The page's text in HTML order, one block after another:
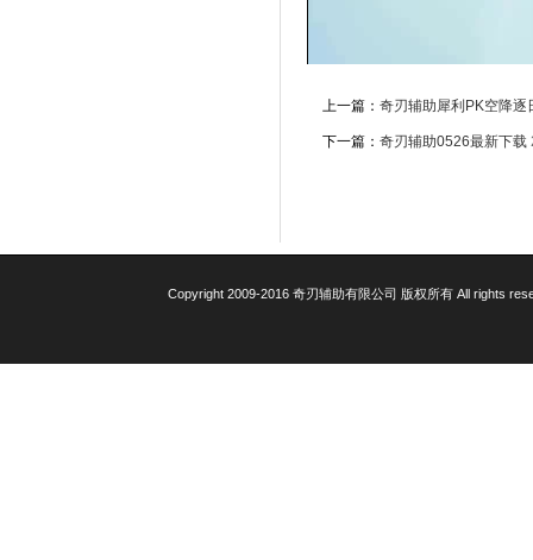
上一篇： 奇刃辅助犀利PK空降逐
下一篇： 奇刃辅助0526最新下载
Copyright 2009-2016 奇刃辅助有限公司 版权所有 All rights